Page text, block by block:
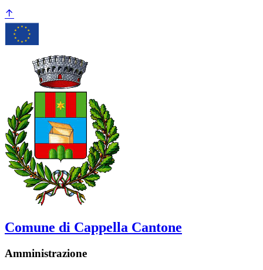
Comune di Cappella Cantone
Amministrazione